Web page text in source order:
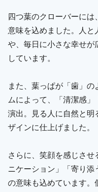
四つ葉のクローバーに
意味を込めました。人
や、毎日に小さな幸せ
しています。
また、葉っぱが「歯」
ムによって、「清潔感
演出。見る人に自然と
ザインに仕上げました。
さらに、笑顔を感じさ
ニケーション」「寄り添
の意味も込めています